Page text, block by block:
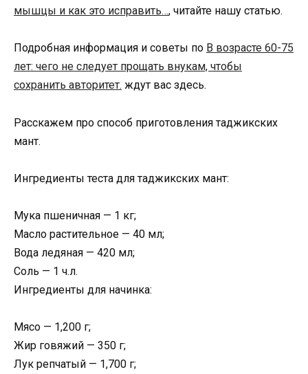
мышцы и как это исправить…, читайте нашу статью.
Подробная информация и советы по В возрасте 60-75
лет: чего не следует прощать внукам, чтобы
сохранить авторитет. ждут вас здесь.
Расскажем про способ приготовления таджикских
мант.
Ингредиенты теста для таджикских мант:
Мука пшеничная — 1 кг;
Масло растительное — 40 мл;
Вода ледяная — 420 мл;
Соль — 1 ч.л.
Ингредиенты для начинка:
Мясо — 1,200 г;
Жир говяжий — 350 г;
Лук репчатый — 1,700 г;